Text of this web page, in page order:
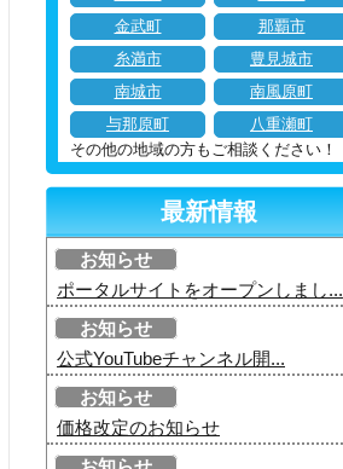
金武町
那覇市
糸満市
豊見城市
南城市
南風原町
与那原町
八重瀬町
その他の地域の方もご相談ください！
最新情報
お知らせ
ポータルサイトをオープンしまし...
お知らせ
公式YouTubeチャンネル開...
お知らせ
価格改定のお知らせ